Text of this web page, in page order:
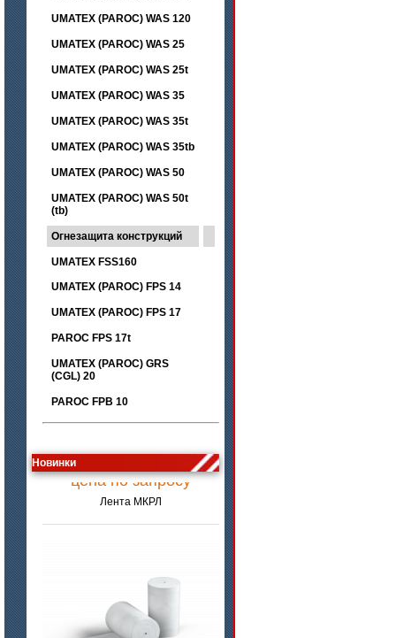
UMATEX (PAROC) WAS 120
UMATEX (PAROC) WAS 25
UMATEX (PAROC) WAS 25t
UMATEX (PAROC) WAS 35
UMATEX (PAROC) WAS 35t
UMATEX (PAROC) WAS 35tb
UMATEX (PAROC) WAS 50
UMATEX (PAROC) WAS 50t
(tb)
Огнезащита конструкций
UMATEX FSS160
UMATEX (PAROC) FPS 14
UMATEX (PAROC) FPS 17
PAROC FPS 17t
UMATEX (PAROC) GRS
(CGL) 20
PAROC FPB 10
Новинкицена по запросу
Лента МКРЛ